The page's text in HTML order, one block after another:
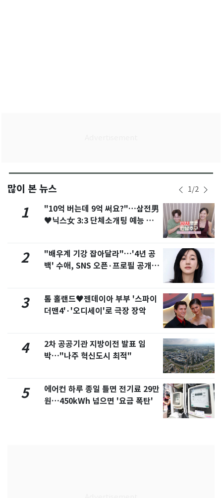
많이 본 뉴스 1/2
1
"10억 버는데 9억 써요?"…삼전男
♥닉스女 3:3 단체소개팅 예능 화
2
"배우계 기강 잡아달라"…'4년 공
백' 수애, SNS 오픈·프로필 공개
3
톰 홀랜드♥젠데이아 부부 '스파이
더맨4'·'오디세이'로 극장 장악
4
2차 공공기관 지방이전 발표 임
박…"나주 혁신도시 최적"
5
에어컨 하루 종일 틀면 전기료 29만
원…450kWh 넘으면 '요금 폭탄'